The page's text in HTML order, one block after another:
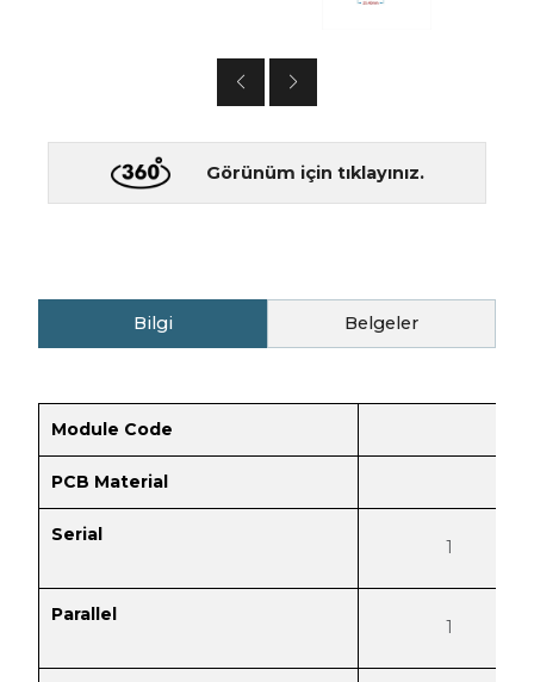
Görünüm için tıklayınız.
Bilgi Belgeler
Module Code
PCB Material
Serial
1
Parallel
1